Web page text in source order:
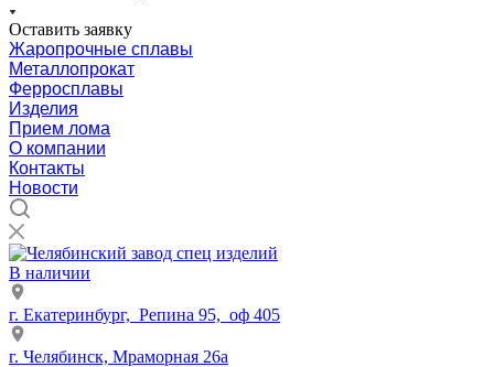
Оставить заявку
Жаропрочные сплавы
Металлопрокат
Ферросплавы
Изделия
Прием лома
О компании
Контакты
Новости
В наличии
г. Екатеринбург, Репина 95, оф 405
г. Челябинск, Мраморная 26а